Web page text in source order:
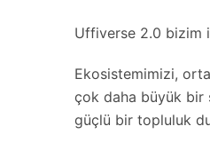
Uffiverse 2.0 bizim
Ekosistemimizi,
çok daha büyük bir
güçlü bir topluluk